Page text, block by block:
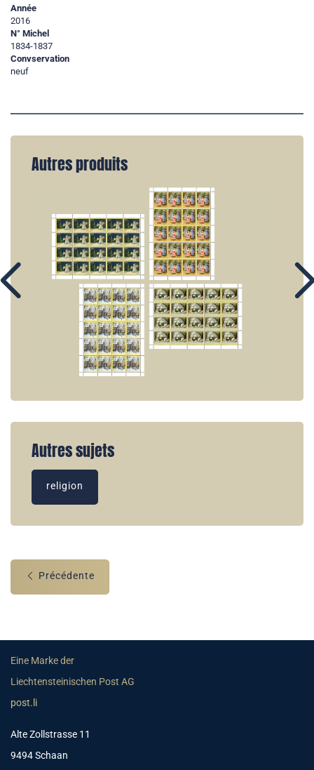
Année
2016
N° Michel
1834-1837
Convservation
neuf
Autres produits
Autres sujets
religion
Précédente
Eine Marke der
Liechtensteinischen Post AG
post.li
Alte Zollstrasse 11
9494 Schaan